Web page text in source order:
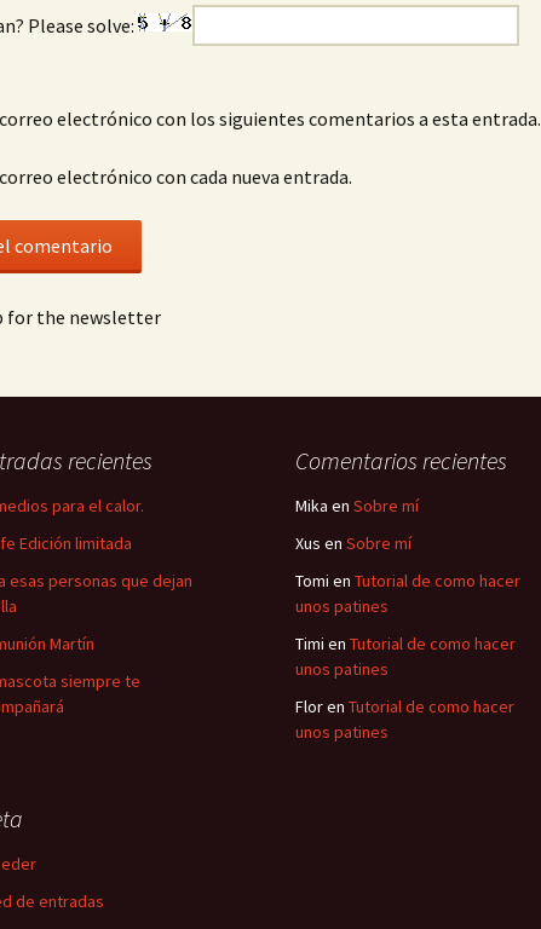
Please solve:
electrónico con los siguientes comentarios a esta entrada.
electrónico con cada nueva entrada.
for the newsletter
recientes
para el calor.
Edición limitada
esas personas que dejan
Martín
siempre te
Comentarios recientes
Mika en Sobre mí
Xus en Sobre mí
Tomi en Tutorial de como hacer
unos patines
Timi en Tutorial de como hacer
unos patines
Floren Tutorial de como hacer
unos patines
de entradas